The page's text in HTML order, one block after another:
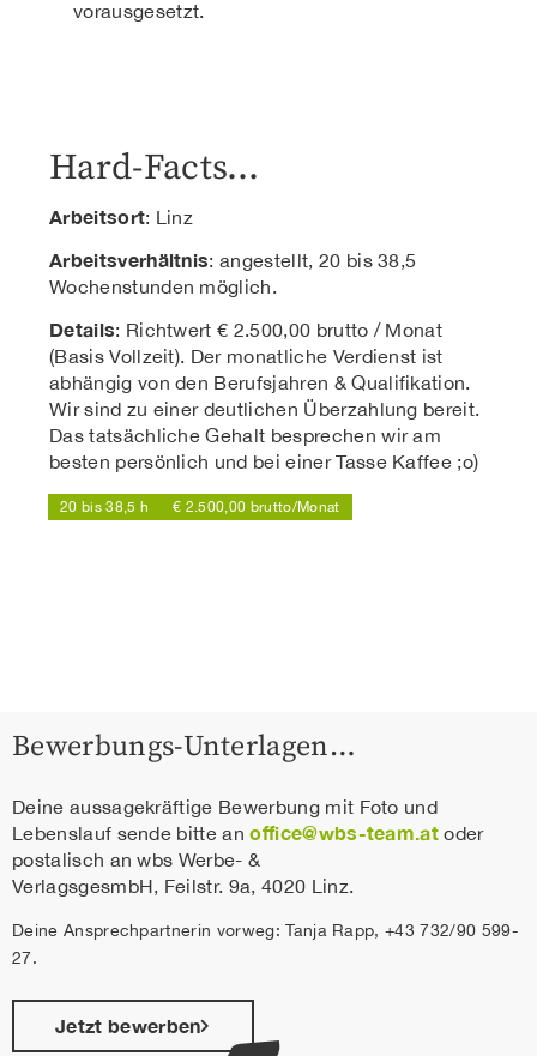
vorausgesetzt.
Hard-Facts…
Arbeitsort: Linz
Arbeitsverhältnis: angestellt, 20 bis 38,5
Wochenstunden möglich.
Details: Richtwert € 2.500,00 brutto / Monat
(Basis Vollzeit). Der monatliche Verdienst ist
abhängig von den Berufsjahren & Qualifikation.
Wir sind zu einer deutlichen Überzahlung bereit.
Das tatsächliche Gehalt besprechen wir am
besten persönlich und bei einer Tasse Kaffee ;o)
20 bis 38,5 h € 2.500,00 brutto/Monat
Bewerbungs-Unterlagen…
Deine aussagekräftige Bewerbung mit Foto und
Lebenslauf sende bitte anoffice@wbs-team.at oder
postalisch an wbs Werbe- &
VerlagsgesmbH, Feilstr. 9a, 4020 Linz.
Deine Ansprechpartnerin vorweg: Tanja Rapp, +43 732/90 599-
27.
Jetzt bewerben